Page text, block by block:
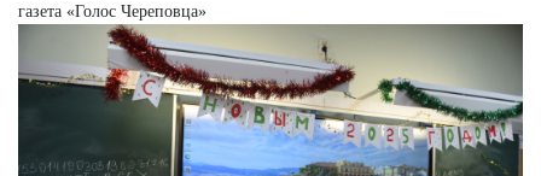
газета «Голос Череповца»